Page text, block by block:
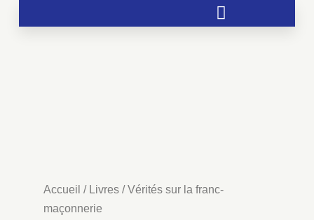
Accueil / Livres/ Vérités sur la franc-
maçonnerie